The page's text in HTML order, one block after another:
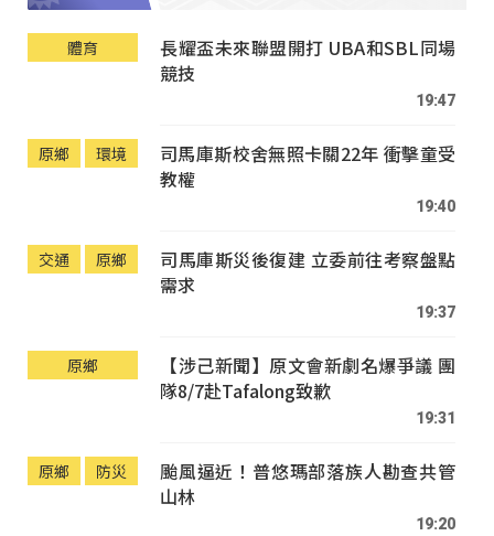
體育
長耀盃未來聯盟開打 UBA和SBL同場
競技
19:47
原鄉 環境
司馬庫斯校舍無照卡關22年 衝擊童受
教權
19:40
交通 原鄉
司馬庫斯災後復建 立委前往考察盤點
需求
19:37
原鄉
【涉己新聞】原文會新劇名爆爭議 團
隊8/7赴Tafalong致歉
19:31
原鄉 防災
颱風逼近！普悠瑪部落族人勘查共管
山林
19:20